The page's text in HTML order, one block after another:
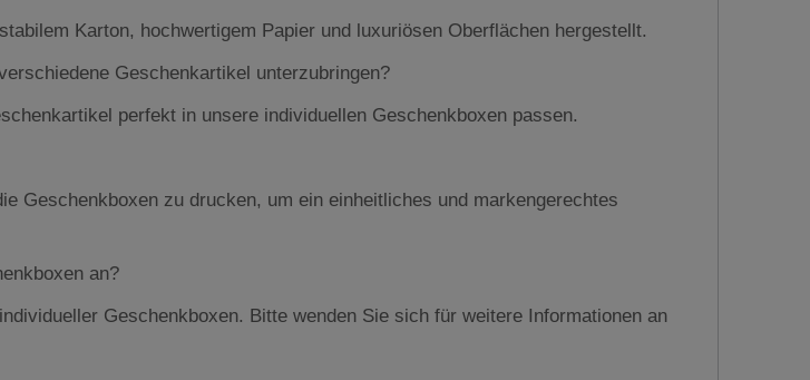
Karton, hochwertigem Papier und luxuriösen Oberflächen hergestellt.
Geschenkartikel unterzubringen?
perfekt in unsere individuellen Geschenkboxen passen.
Geschenkboxen zu drucken, um ein einheitliches und markengerechtes
an?
Geschenkboxen. Bitte wenden Sie sich für weitere Informationen an